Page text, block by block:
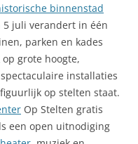
binnenstad
5 juli verandert in één
parken en kades
grote hoogte,
installaties
op stelten staat.
Op Stelten gratis
een open uitnodiging